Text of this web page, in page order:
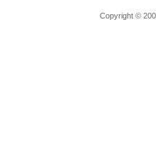
Copyright ©